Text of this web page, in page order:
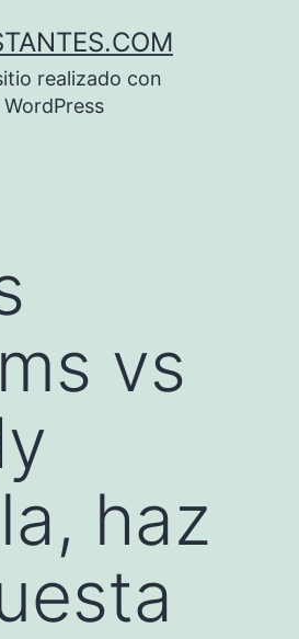
realizado con
WordPress
vs
haz